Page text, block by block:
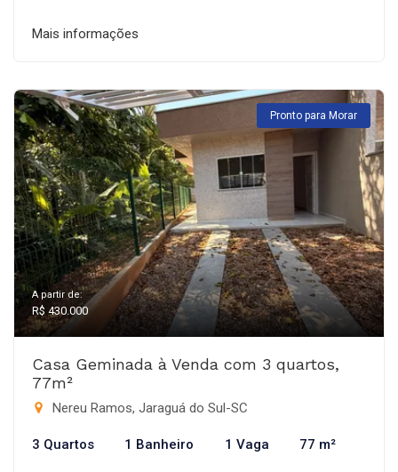
Mais informações
Pronto para Morar
A partir de:
R$ 430.000
Casa Geminada à Venda com 3 quartos,
77m²
Nereu Ramos, Jaraguá do Sul-SC
3 Quartos 1 Banheiro 1 Vaga 77 m²